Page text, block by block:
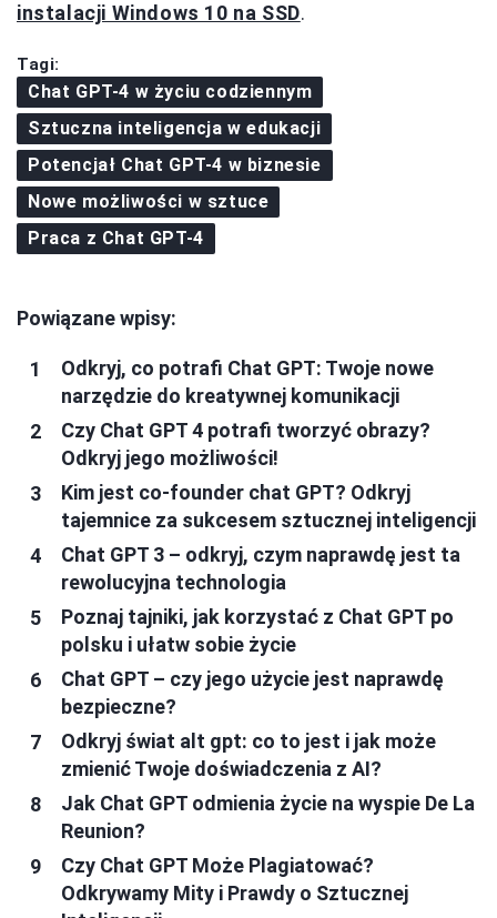
instalacji Windows 10 na SSD.
Tagi:
Chat GPT-4 w życiu codziennym
Sztuczna inteligencja w edukacji
Potencjał Chat GPT-4 w biznesie
Nowe możliwości w sztuce
Praca z Chat GPT-4
Powiązane wpisy:
Odkryj, co potrafi Chat GPT: Twoje nowe
narzędzie do kreatywnej komunikacji
Czy Chat GPT 4 potrafi tworzyć obrazy?
Odkryj jego możliwości!
Kim jest co-founder chat GPT? Odkryj
tajemnice za sukcesem sztucznej inteligencji
Chat GPT 3 – odkryj, czym naprawdę jest ta
rewolucyjna technologia
Poznaj tajniki, jak korzystać z Chat GPT po
polsku i ułatw sobie życie
Chat GPT – czy jego użycie jest naprawdę
bezpieczne?
Odkryj świat alt gpt: co to jest i jak może
zmienić Twoje doświadczenia z AI?
Jak Chat GPT odmienia życie na wyspie De La
Reunion?
Czy Chat GPT Może Plagiatować?
Odkrywamy Mity i Prawdy o Sztucznej